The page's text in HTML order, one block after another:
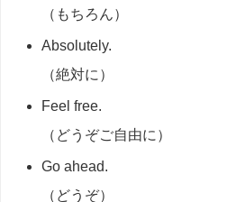
（もちろん）
Absolutely.
（絶対に）
Feel free.
（どうぞご自由に）
Go ahead.
（どうぞ）